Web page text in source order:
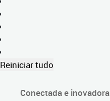
Reiniciar tudo
Conectada e inovadora